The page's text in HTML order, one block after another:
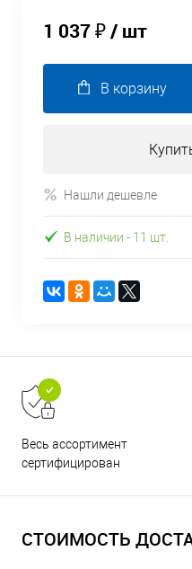
1 037 ₽/ шт
В корзину
Нашли дешевле
В наличии - 11 шт.
Весь ассортимент
сертифицирован
СТОИМОСТЬ